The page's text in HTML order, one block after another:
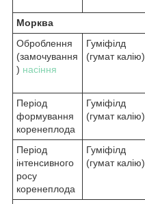
Морква
Оброблення
(замочування
) насіння
Гуміфілд
(гумат калію)
Період
формування
коренеплода
Гуміфілд
(гумат калію)
Період
інтенсивного
росу
коренеплода
Гуміфілд
(гумат калію)